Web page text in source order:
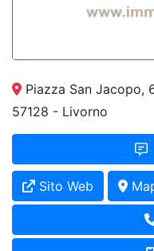
Piazza San Jacopo,
57128 - Livorno
Sito Web